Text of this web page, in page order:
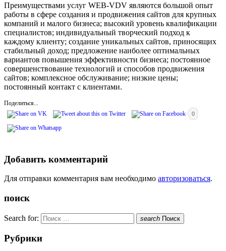
Преимуществами услуг WEB-VDV являются большой опыт
работы в сфере создания и продвижения сайтов для крупных
компаний и малого бизнеса; высокий уровень квалификации
специалистов; индивидуальный творческий подход к
каждому клиенту; создание уникальных сайтов, приносящих
стабильный доход; предложение наиболее оптимальных
вариантов повышения эффективности бизнеса; постоянное
совершенствование технологий и способов продвижения
сайтов; комплексное обслуживание; низкие цены;
постоянный контакт с клиентами.
Поделиться...
0
Добавить комментарий
Для отправки комментария вам необходимо авторизоваться.
поиск
Search for: search Поиск
Рубрики